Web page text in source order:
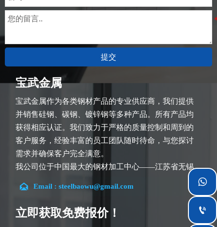
提交
宝武金属
宝武金属作为各类钢材产品的专业供应商，我们提供
并销售硅钢、碳钢、镀锌钢等多种产品。所有产品均
获得相应认证。我们致力于严格的质量控制和周到的
客户服务，经验丰富的员工团队随时待命，与您探讨
需求并确保客户完全满意。
我公司位于中国最大的钢材加工中心——江苏省无锡
富经验，熟悉CE、SGS等多种硅钢标准。我们可根据
特殊需求进行设计定制，并确保安全性、高效性及合
理价格。目前我们已逐步扩展至五座专业配送仓库和
 Email : steelbaowu@gmail.com
立即获取免费报价！

